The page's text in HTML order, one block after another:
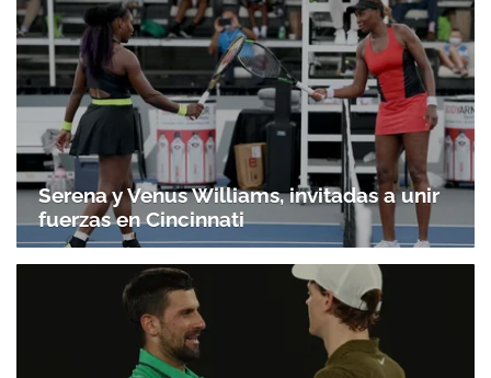
Serena y Venus Williams, invitadas a unir
fuerzas en Cincinnati